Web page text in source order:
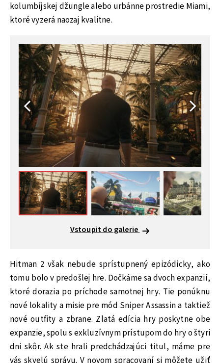
kolumbíjskej džungle alebo urbánne prostredie Miami,
ktoré vyzerá naozaj kvalitne.
Vstoupit do galerie
Hitman 2 však nebude sprístupnený epizódicky, ako
tomu bolo v predošlej hre. Dočkáme sa dvoch expanzií,
ktoré dorazia po príchode samotnej hry. Tie ponúknu
nové lokality a misie pre mód Sniper Assassin a taktiež
nové outfity a zbrane. Zlatá edícia hry poskytne obe
expanzie, spolu s exkluzívnym prístupom do hry o štyri
dni skôr. Ak ste hrali predchádzajúci titul, máme pre
vás skvelú správu. V novom spracovaní si môžete užiť